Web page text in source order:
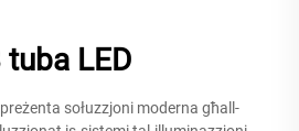
LED
sołuzzjoni moderna għall-